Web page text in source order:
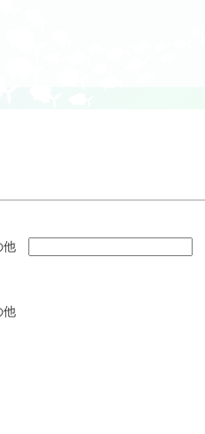
他
他